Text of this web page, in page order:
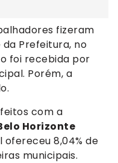
fizeram
Prefeitura, no
foi recebida por
Porém, a
com a
Horizonte
ofereceu 8,04% de
municipais.